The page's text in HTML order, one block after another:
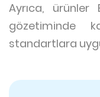
Ayrıca, ürünler
gözetiminde
standartlara